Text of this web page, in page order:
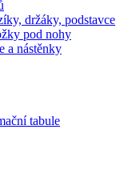
držáky, podstavce
pod nohy
a nástěnky
tabule